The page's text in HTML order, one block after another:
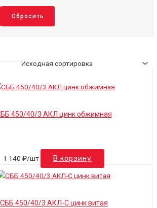
Сбросить
450/40/3 АКЛ цинк обжимная
1 140 ₽/шт В корзину
СББ 450/40/3 АКЛ-С цинк витая